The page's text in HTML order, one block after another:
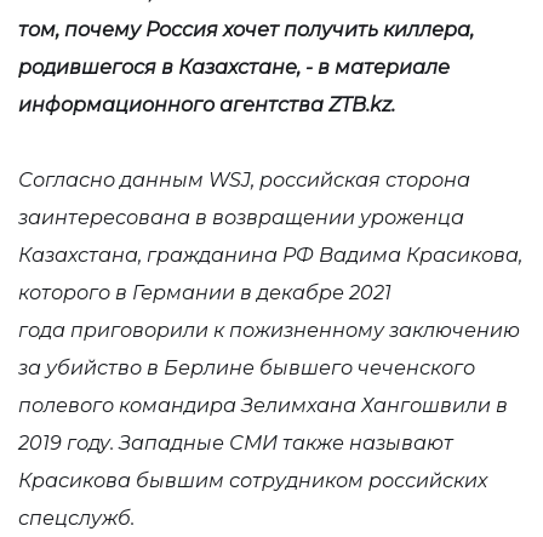
том, почему Россия хочет получить киллера,
родившегося в Казахстане, - в материале
информационного агентстваZTB.kz.
Согласно данным WSJ, российская сторона
заинтересована в возвращении уроженца
Казахстана, гражданина РФ Вадима Красикова,
которого в Германии в декабре 2021
года приговорили к пожизненному заключению
за убийство в Берлине бывшего чеченского
полевого командира Зелимхана Хангошвили в
2019 году. Западные СМИ также называют
Красикова бывшим сотрудником российских
спецслужб.